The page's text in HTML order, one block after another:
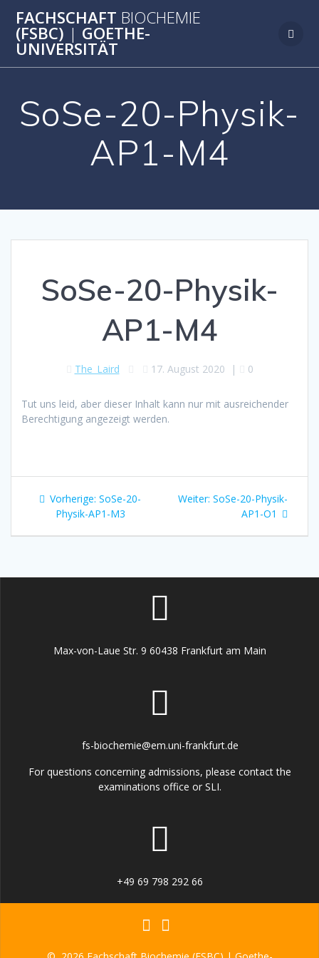
Inhalt
FACHSCHAFT BIOCHEMIE
(FSBC) | GOETHE-
UNIVERSITÄT
SoSe-20-Physik-
AP1-M4
SoSe-20-Physik-
AP1-M4
The_Laird 17. August 2020 | 0
Tut uns leid, aber dieser Inhalt kann nur mit ausreichender
Berechtigung angezeigt werden.
Beitragsnavigation
Vorherige: Vorheriger
Beitrag:
SoSe-20-
Physik-AP1-M3
Weiter: Nächster
Beitrag:
SoSe-20-Physik-
AP1-O1
Max-von-Laue Str. 9 60438 Frankfurt am Main
fs-biochemie@em.uni-frankfurt.de
For questions concerning admissions, please contact the
examinations office or SLI.
+49 69 798 292 66